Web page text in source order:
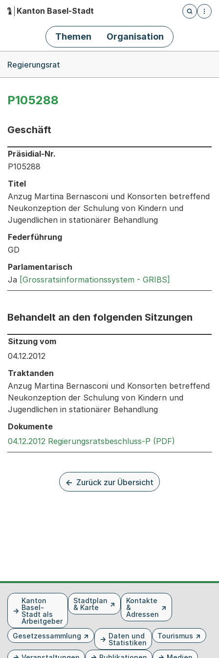
Hauptnavigation
Kanton Basel-Stadt
Öffnet
Themen Organisation
Regierungsrat
P105288
Geschäft
Informationen zum Ausgewählten Geschäft
Präsidial-Nr.
P105288
Titel
Anzug Martina Bernasconi und Konsorten betreffend
Neukonzeption der Schulung von Kindern und
Jugendlichen in stationärer Behandlung
Federführung
GD
Parlamentarisch
Ja [Grossratsinformationssystem - GRIBS]
Behandelt an den folgenden Sitzungen
Behandelt an den folgenden Sitzungen: Informationen
Sitzung vom
04.12.2012
Traktanden
Anzug Martina Bernasconi und Konsorten betreffend
Neukonzeption der Schulung von Kindern und
Jugendlichen in stationärer Behandlung
Dokumente
04.12.2012 Regierungsratsbeschluss-P (PDF)
Zurück zur Übersicht
FusszeileKanton
Basel-
Stadt als
Arbeitgeber
Stadtplan
& Karte
Kontakte
&
Adressen
Gesetzessammlung
Daten und
Statistiken
Tourismus